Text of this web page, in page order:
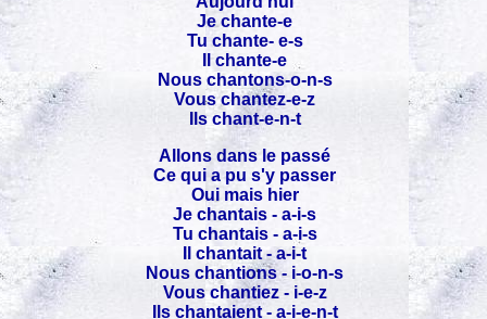
Je chante-e
Tu chante- e-s
Il chante-e
Nous chantons-o-n-s
Vous chantez-e-z
Ils chant-e-n-t
Allons dans le passé
Ce qui a pu s'y passer
Oui mais hier
Je chantais - a-i-s
Tu chantais - a-i-s
Il chantait - a-i-t
Nous chantions - i-o-n-s
Vous chantiez - i-e-z
Ils chantaient - a-i-e-n-t